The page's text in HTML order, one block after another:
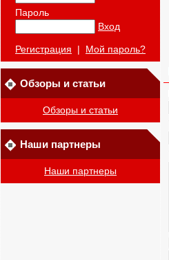
Пароль
Вход
Регистрация Мой пароль?
Обзоры и статьи
Обзоры и статьи
Наши партнеры
Наши партнеры